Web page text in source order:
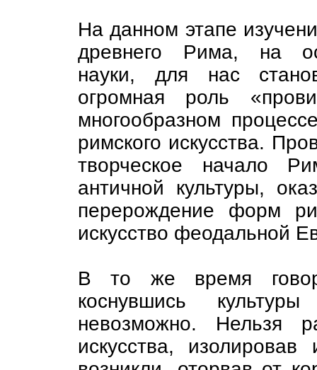
На данном этапе
древнего Рима, на
науки, для нас
огромная роль
многообразном
римского искусства.
творческое начало
античной культуры,
перерождение форм
искусство феодальной
В то же время
коснувшись
невозможно. Нельзя
искусства,